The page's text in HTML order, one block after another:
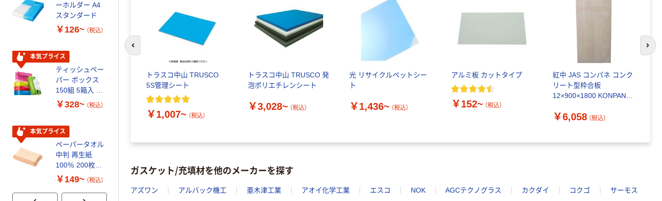
トラスコ中山 TRUSCO
5S管理シート
￥1,007~ （税込）
トラスコ中山 TRUSCO 発
泡ポリエチレンシート
￥3,028~ （税込）
光 リサイクルペットシー
ト
￥1,436~ （税込）
アルミ板 カットタイプ
￥152~ （税込）
紅中 JAS コンパネ コンク
リート型枠合板
12×900×1800 KONPANE
￥6,058 （税込）
前のスライドへ 次
ガスケット/充填材を他のメーカーを探す
アズワン アルバック機工 亜木津工業 アオイ化学工業 エスコ NOK AGCテクノグラス カクダイ コクゴ サーモス
ーホルダー A4
スタンダード
￥126~ （税込）
本気プライス
ティッシュペー
パー ボックス
150組 5箱入 ア
スクル スマート
証
￥328~ （税込）
本気プライス
ペーパータオル
中判 再生紙
100％ 200枚
FSC認証 シング
企画 オリジナル
￥149~ （税込）
いマスク
￥458~ （税込）
本気プライス
パー シングル
120ｍ 再生紙
100% 6ロール
リサイクル100
芯あり FSC認
￥470~
アスクル プラ
ブ 薄手 粉な
し（パウダーフ
リー）
G バルクタイプ
指定医薬部外品
￥140~ （税込）
サントリー 天然
水 ミネラルウォ
トル
￥686~
ップ
￥374~ （税込）
パー ボックス
モカ 200組 5個
アスクル オリジ
ナルティッシュ
（税込）
ファーストレイ
ー 粉なし（パ
￥698~ （税込）
アスクル 検査用
パー ボックス
150組 5箱入 ア
スクル スマート
ビッド PEFC認
ペーパータオル
ル 大王製紙共同
企画 オリジナル